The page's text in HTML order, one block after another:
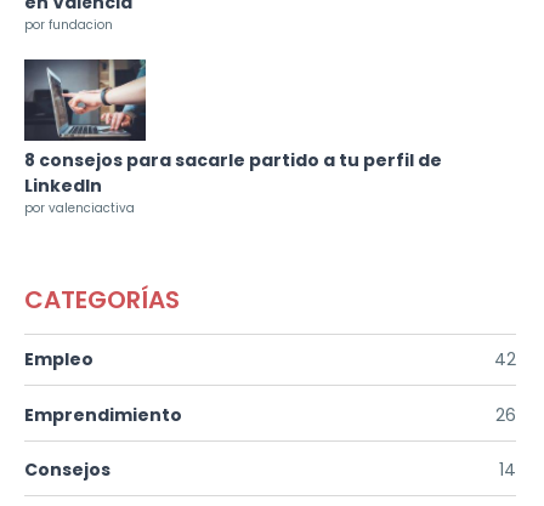
por fundacion
8 consejos para sacarle partido a tu perfil de
LinkedIn
por valenciactiva
CATEGORÍAS
Empleo 42
Emprendimiento 26
Consejos 14